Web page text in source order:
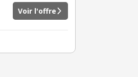
Voir l'offre